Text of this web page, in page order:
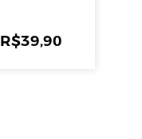
R$39,90